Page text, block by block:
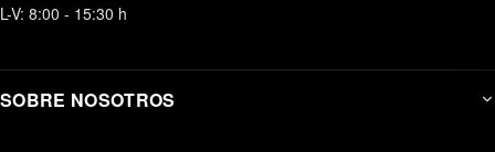
L-V: 8:00 - 15:30 h
SOBRE NOSOTROS